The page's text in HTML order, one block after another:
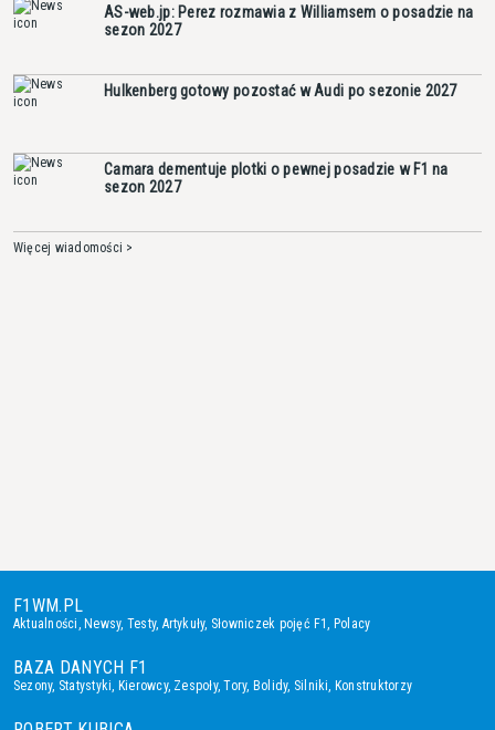
AS-web.jp: Perez rozmawia z Williamsem o posadzie na
sezon 2027
Hulkenberg gotowy pozostać w Audi po sezonie 2027
Camara dementuje plotki o pewnej posadzie w F1 na
sezon 2027
Więcej wiadomości >
F1WM.PL
Aktualności,Newsy, Testy, Artykuły, Słowniczek pojęć F1, Polacy
BAZA DANYCH F1
Sezony, Statystyki, Kierowcy, Zespoły,Tory, Bolidy, Silniki, Konstruktorzy